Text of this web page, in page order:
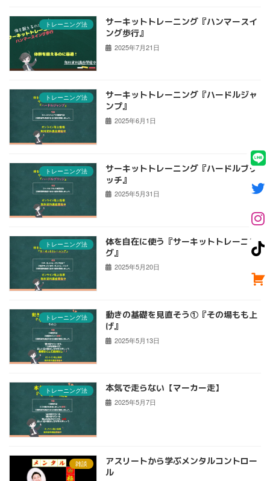
トレーニング法
サーキットトレーニング『ハンマースイ
ング歩行』
2025年7月21日
トレーニング法
サーキットトレーニング『ハードルジャ
ンプ』
2025年6月1日
トレーニング法
サーキットトレーニング『ハードルブリ
ッチ』
2025年5月31日
トレーニング法
体を自在に使う『サーキットトレーニン
グ』
2025年5月20日
トレーニング法
動きの基礎を見直そう①『その場もも上
げ』
2025年5月13日
トレーニング法 本気で走らない【マーカー走】
2025年5月7日
雑談
アスリートから学ぶメンタルコントロー
ル